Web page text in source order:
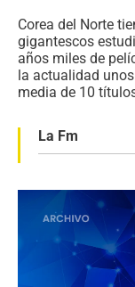
Corea del Norte
gigantescos
años miles de
la actualidad
media de 10
La Fm